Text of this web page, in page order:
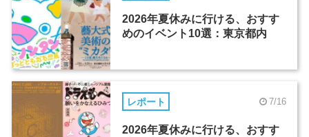
2026年夏休みに行ける、おすす
めのイベント10選：東京都内
レポート 7/16
2026年夏休みに行ける、おすす